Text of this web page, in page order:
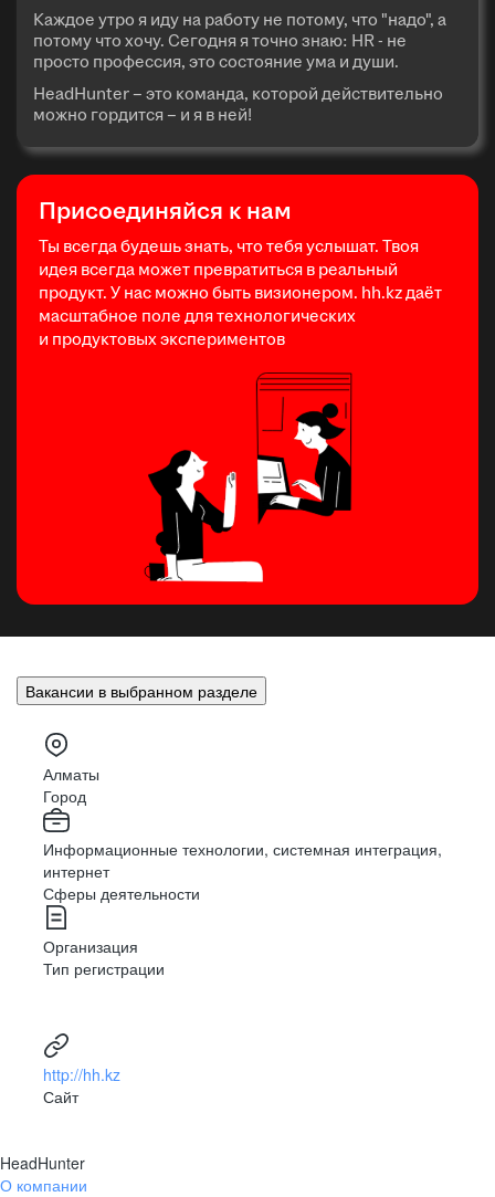
Каждое утро я иду на работу не потому, что "надо", а
потому что хочу. Сегодня я точно знаю: HR - не
просто профессия, это состояние ума и души.
HeadHunter – это команда, которой действительно
можно гордится – и я в ней!
Присоединяйся к нам
Ты всегда будешь знать, что тебя услышат. Твоя
идея всегда может превратиться в реальный
продукт. У нас можно быть визионером. hh.kz даёт
масштабное поле для технологических
и продуктовых экспериментов
Вакансии в выбранном разделе
Алматы
Город
Информационные технологии, системная интеграция,
интернет
Сферы деятельности
Организация
Тип регистрации
http://hh.kz
Сайт
HeadHunter
О компании